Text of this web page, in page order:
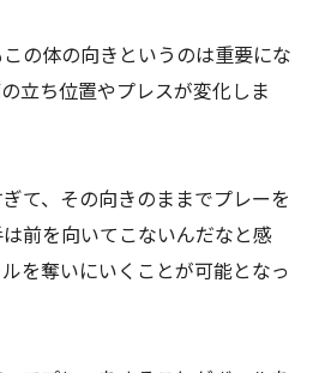
の体の向きというのは重要にな
立ち位置やプレスが変化しま
て、その向きのままでプレーを
前を向いてこないんだなと感
を奪いにいくことが可能となっ